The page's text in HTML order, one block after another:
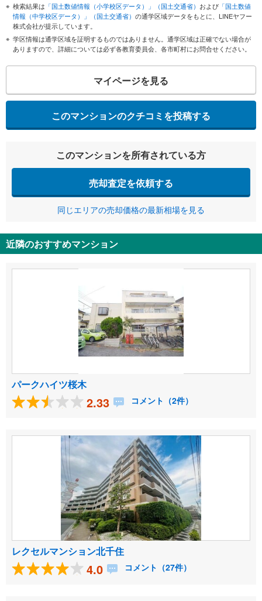
検索結果は 「国土数値情報（小学校区データ）」（国土交通省） および 「国土数値
情報（中学校区データ）」（国土交通省） の通学区域データをもとに、LINEヤフー
株式会社が提示しています。
学区情報は通学区域を証明するものではありません。通学区域は正確でない場合が
ありますので、詳細については必ず各教育委員会、各市町村にお問合せください。
マイページを見る
このマンションのクチコミを投稿する
このマンションを所有されている方
売却査定を依頼する
同じエリアの売却価格の最新相場を見る
近隣のおすすめマンション
パークハイツ桜木
2.33 コメント（2件）
レクセルマンション北千住
4.0 コメント（27件）